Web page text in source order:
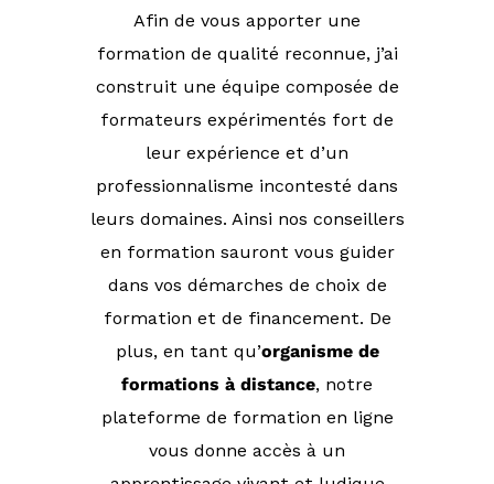
Afin de vous apporter une
formation de qualité reconnue, j’ai
construit une équipe composée de
formateurs expérimentés fort de
leur expérience et d’un
professionnalisme incontesté dans
leurs domaines. Ainsi nos conseillers
en formation sauront vous guider
dans vos démarches de choix de
formation et de financement. De
plus, en tant qu’organisme de
formations à distance, notre
plateforme de formation en ligne
vous donne accès à un